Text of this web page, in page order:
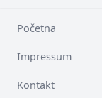
Početna
Impressum
Kontakt